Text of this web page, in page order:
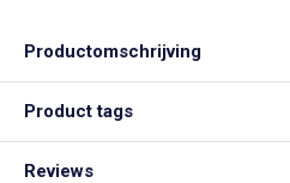
Productomschrijving
Product tags
Reviews